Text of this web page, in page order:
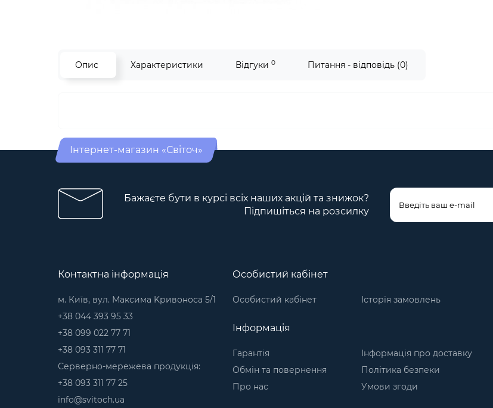
Опис Характеристики Відгуки 0 Питання - відповідь (0)
Інтернет-магазин «Світоч»
Бажаєте бути в курсі всіх наших акцій та знижок?
Підпишіться на розсилку
Контактна інформація
м. Київ, вул. Максима Kривоноса 5/1
+38 044 393 95 33
+38 099 022 77 71
+38 093 311 77 71
Серверно-мережева продукція:
+38 093 311 77 25
info@svitoch.ua
Особистий кабінет
Особистий кабінет Історія замовлень
Інформація
Гарантія
Обмін та повернення
Про нас
Інформація про доставку
Політика безпеки
Умови згоди